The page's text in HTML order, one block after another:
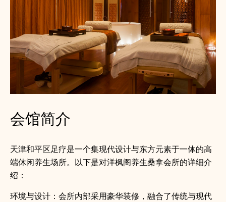
会馆简介
天津和平区足疗是一个集现代设计与东方元素于一体的高
端休闲养生场所。以下是对洋枫阁养生桑拿会所的详细介
绍：
环境与设计：会所内部采用豪华装修，融合了传统与现代